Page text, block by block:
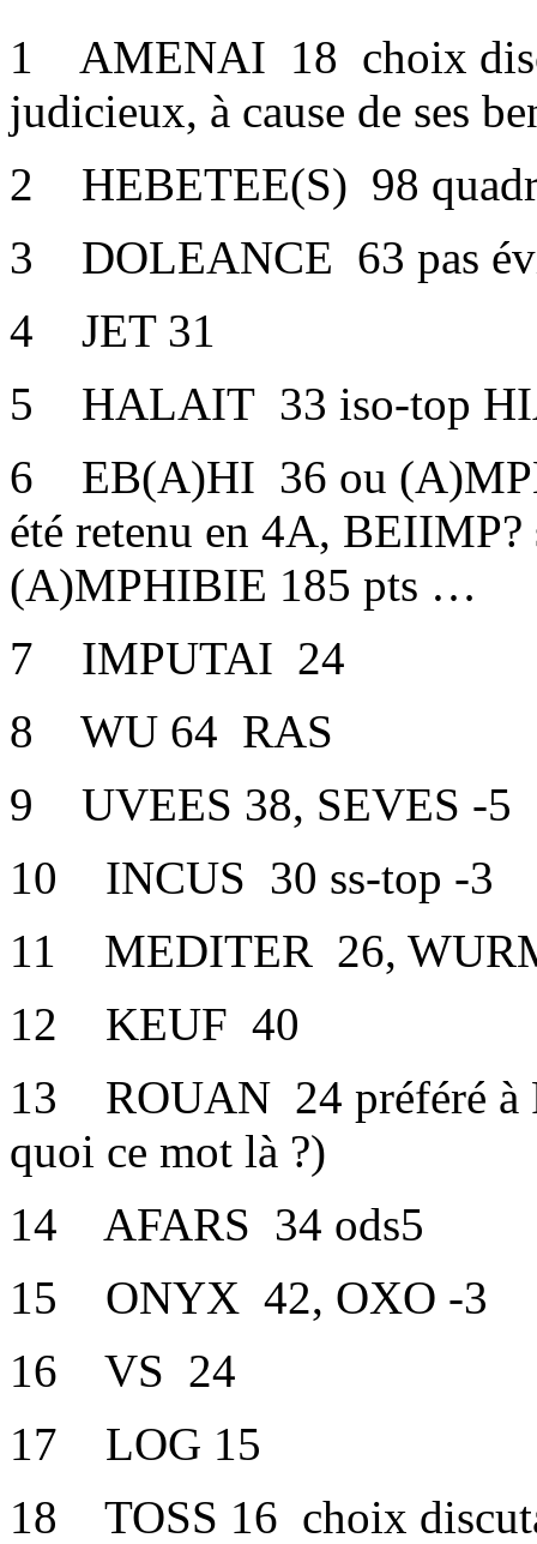
1 AMENAI 18 choix
judicieux, à cause de ses
2 HEBETEE(S) 98
3 DOLEANCE 63 pas
4 JET 31
5 HALAIT 33 iso-top
6 EB(A)HI 36 ou
été retenu en 4A,
(A)MPHIBIE 185 pts …
7 IMPUTAI 24
8 WU 64 RAS
9 UVEES 38, SEVES -5
10 INCUS 30 ss-top -3
11 MEDITER 26,
12 KEUF 40
13 ROUAN 24 préféré à
quoi ce mot là ?)
14 AFARS 34 ods5
15 ONYX 42, OXO -3
16 VS 24
17 LOG 15
18 TOSS 16 choix